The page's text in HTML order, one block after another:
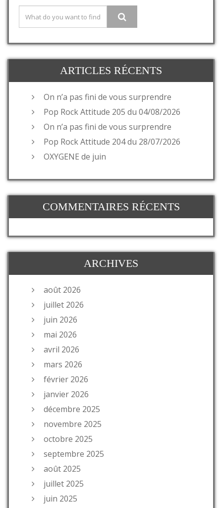
ARTICLES RÉCENTS
On n’a pas fini de vous surprendre
Pop Rock Attitude 205 du 04/08/2026
On n’a pas fini de vous surprendre
Pop Rock Attitude 204 du 28/07/2026
OXYGENE de juin
COMMENTAIRES RÉCENTS
ARCHIVES
août 2026
juillet 2026
juin 2026
mai 2026
avril 2026
mars 2026
février 2026
janvier 2026
décembre 2025
novembre 2025
octobre 2025
septembre 2025
août 2025
juillet 2025
juin 2025